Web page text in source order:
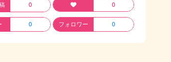
0 0
0 フォロワー 0